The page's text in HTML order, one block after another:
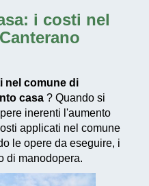
i costi nel
nel comune di
casa ? Quando si
inerenti l'aumento
applicati nel comune
le opere da eseguire, i
di manodopera.